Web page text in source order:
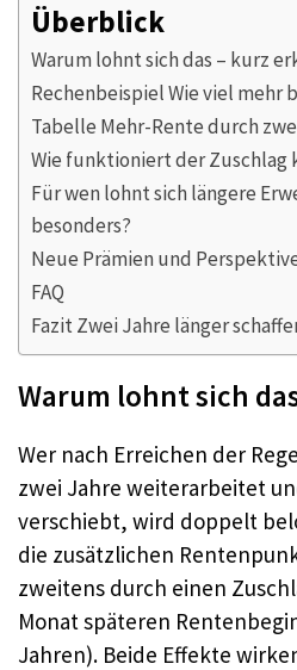
Überblick
Warum lohnt sich das – kurz
Rechenbeispiel Wie viel mehr
Tabelle Mehr-Rente durch
Wie funktioniert der Zuschlag
Für wen lohnt sich längere
besonders?
Neue Prämien und
FAQ
Fazit Zwei Jahre länger
Warum lohnt sich
Wer nach Erreichen der
zwei Jahre weiterarbeitet
verschiebt, wird doppelt
die zusätzlichen
zweitens durch einen
Monat späteren
Jahren). Beide Effekte